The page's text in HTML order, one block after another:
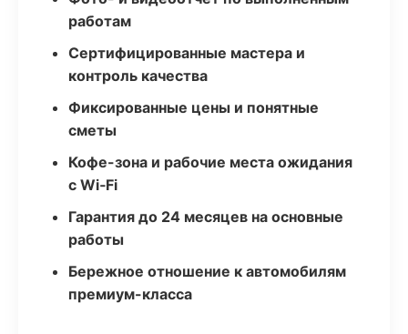
работам
Сертифицированные мастера и
контроль качества
Фиксированные цены и понятные
сметы
Кофе-зона и рабочие места ожидания
с Wi‑Fi
Гарантия до 24 месяцев на основные
работы
Бережное отношение к автомобилям
премиум-класса